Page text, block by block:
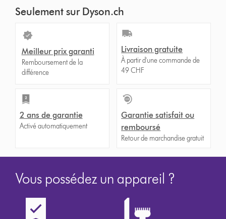
Seulement sur Dyson.ch
Meilleur prix garanti
Remboursement de la
différence
Livraison gratuite
À partir d'une commande de
49 CHF
2 ans de garantie
Activé automatiquement
Garantie satisfait ou
remboursé
Retour de marchandise gratuit
Vous possédez un appareil ?